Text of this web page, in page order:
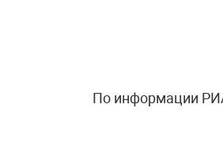
По информации